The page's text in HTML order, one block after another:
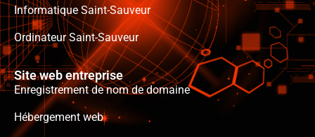
Informatique Saint-Sauveur
Ordinateur Saint-Sauveur
Site web entreprise
Enregistrement de nom de domaine
Hébergement web